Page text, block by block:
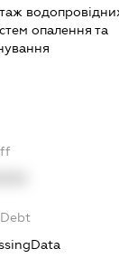
опалення та